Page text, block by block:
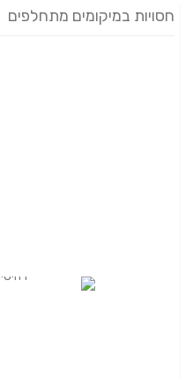
חסויות במיקומים מתחלפים